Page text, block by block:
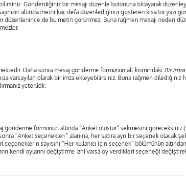
Gönderdiğiniz bir mesajı düzenle butonuna tıklayarak
altında metni kaç defa düzenlediğinizi gösteren kısa bir yazı
düzenlenince de bu metin görünmez. Buna rağmen mesajı neden
Daha sonra mesaj gönderme formunun alt kısmındaki Bir imza
varsayılan olarak bir imza ekleyebilirsiniz. Buna rağmen dilediğiniz
yeterlidir.
gönderme formunun altında “Anket oluştur” sekmesini göreceksiniz
“Anket seçenekleri” alanına, her satıra ayrı bir seçenek olacak
sayısını “Her kullanıcı için seçenek” bölümünün
kendi oylarını değiştirme izni varsa oy verdikleri seçeneği